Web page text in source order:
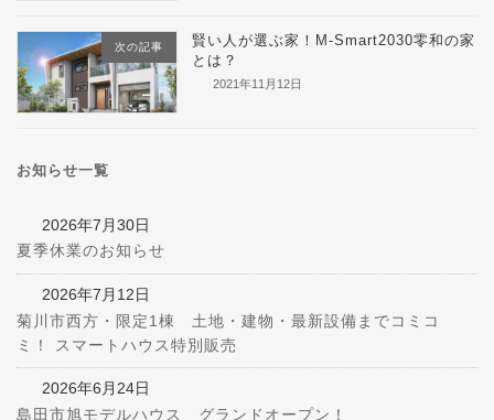
次の記事
賢い人が選ぶ家！M-Smart2030零和の家
とは？
2021年11月12日
お知らせ一覧
2026年7月30日
夏季休業のお知らせ
2026年7月12日
菊川市西方・限定1棟 土地・建物・最新設備までコミコ
ミ！ スマートハウス特別販売
2026年6月24日
島田市旭モデルハウス グランドオープン！